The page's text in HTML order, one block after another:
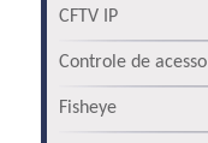
CFTV IP
Controle de acesso
Fisheye